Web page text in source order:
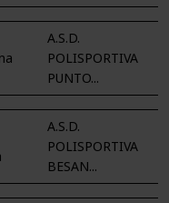
A.S.D.
POLISPORTIVA
PUNTO...
A.S.D.
POLISPORTIVA
BESAN...